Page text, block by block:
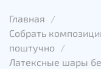
Главная
Собрать
поштучно
Латексные шары